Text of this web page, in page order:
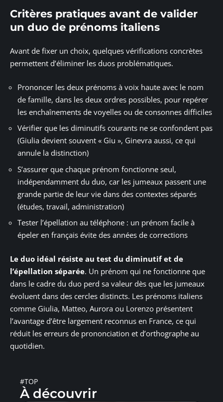
Critères pratiques avant de valider
un duo de prénoms italiens
Avant de fixer un choix, quelques vérifications concrètes
permettent d’éliminer les duos problématiques.
Prononcer les deux prénoms à voix haute avec le nom
de famille, dans les deux ordres possibles, pour repérer
les enchaînements de voyelles ou de consonnes difficiles
Vérifier que les diminutifs courants ne se confondent pas
(Giulia devient souvent « Giu », Ginevra aussi, ce qui
annule la distinction)
S’assurer que chaque prénom fonctionne seul,
indépendamment du duo, car les jumeaux passent une
grande partie de leur vie dans des contextes séparés
(études, travail, administration)
Tester l’épellation au téléphone : un prénom facile à
épeler en français évite des années de corrections
Le duo idéal résiste au test du diminutif et de
l’épellation séparée. Un prénom qui ne fonctionne que
dans le cadre du duo perd sa valeur dès que les jumeaux
évoluent dans des cercles distincts. Les prénoms italiens
comme Giulia, Matteo, Aurora ou Lorenzo présentent
l’avantage d’être largement reconnus en France, ce qui
réduit les erreurs de prononciation et d’orthographe au
quotidien.
#TOP
À découvrir